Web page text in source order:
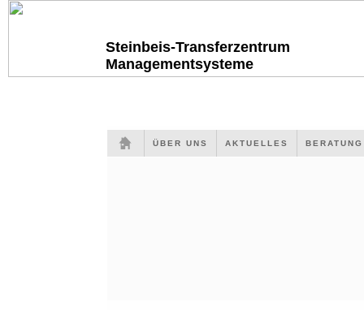
Steinbeis-Transferzentrum
Managementsysteme
ÜBER UNS AKTUELLES